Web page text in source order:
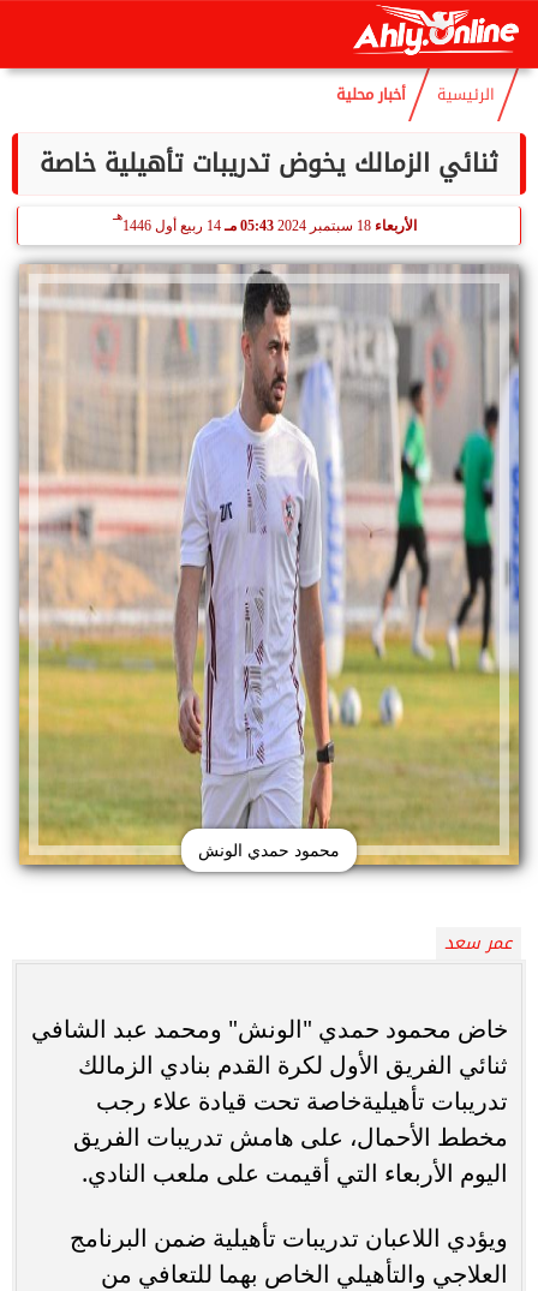
الخميس
الرئيسية أخبار محلية
ثنائي الزمالك يخوض تدريبات تأهيلية خاصة
الأربعاء 18 سبتمبر 2024 05:43 مـ 14 ربيع أول 1446
هـ
محمود حمدي الونش
عمر سعد
خاض محمود حمدي "الونش" ومحمد عبد الشافي
ثنائي الفريق الأول لكرة القدم بنادي الزمالك
تدريبات تأهيليةخاصة تحت قيادة علاء رجب
مخطط الأحمال، على هامش تدريبات الفريق
اليوم الأربعاء التي أقيمت على ملعب النادي.
ويؤدي اللاعبان تدريبات تأهيلية ضمن البرنامج
العلاجي والتأهيلي الخاص بهما للتعافي من